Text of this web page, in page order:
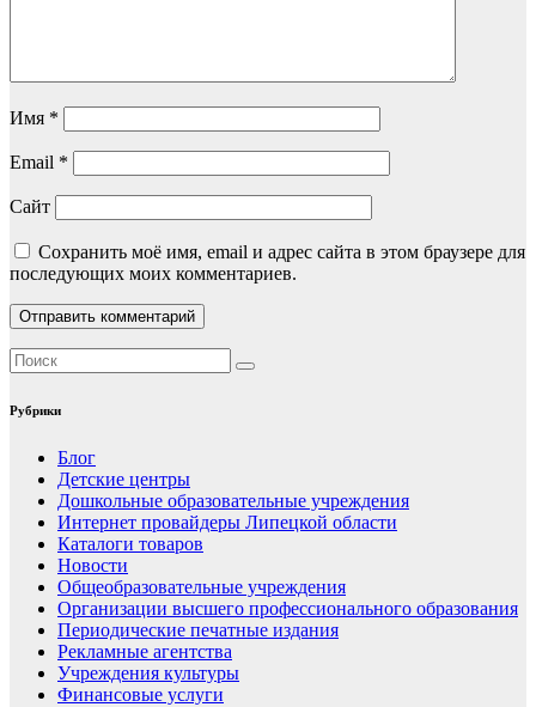
Имя *
Email *
Сайт
Сохранить моё имя, email и адрес сайта в этом браузере для
последующих моих комментариев.
Рубрики
Блог
Детские центры
Дошкольные образовательные учреждения
Интернет провайдеры Липецкой области
Каталоги товаров
Новости
Общеобразовательные учреждения
Организации высшего профессионального образования
Периодические печатные издания
Рекламные агентства
Учреждения культуры
Финансовые услуги